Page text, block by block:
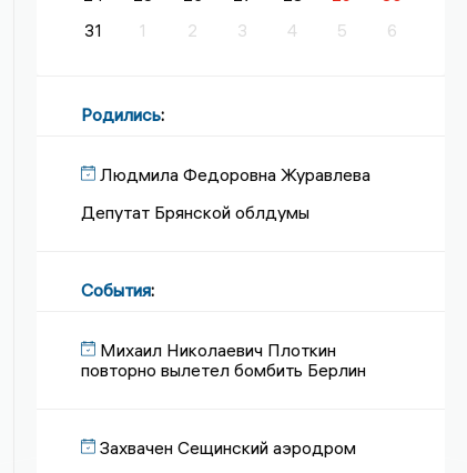
31
1 2 3 4 5 6
Родились:
Людмила Федоровна Журавлева
Депутат Брянской облдумы
События:
Михаил Николаевич Плоткин
повторно вылетел бомбить Берлин
Захвачен Сещинский аэродром